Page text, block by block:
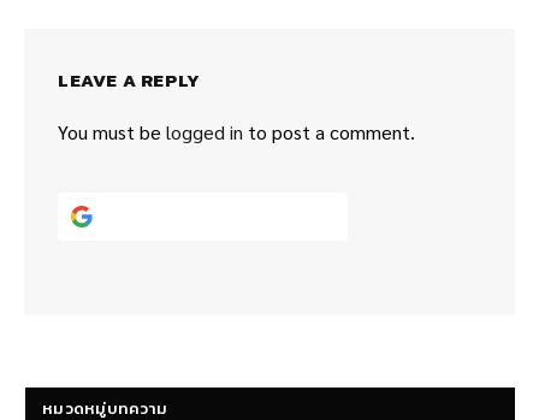
LEAVE A REPLY
You must be logged in to post a comment.
หมวดหมู่บทความ